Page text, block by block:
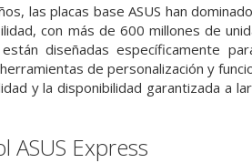
las placas base ASUS han
con más de 600 millones de
diseñadas específicamente
de personalización y
y la disponibilidad garantizada a
Express